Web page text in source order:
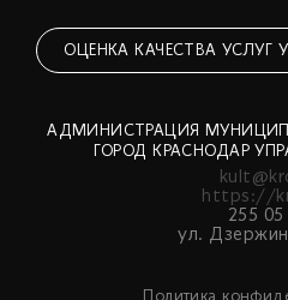
ОЦЕНКА КАЧЕСТВА УСЛУГ
АДМИНИСТРАЦИЯ
ГОРОД КРАСНОДАР
https://
255 05
ул.